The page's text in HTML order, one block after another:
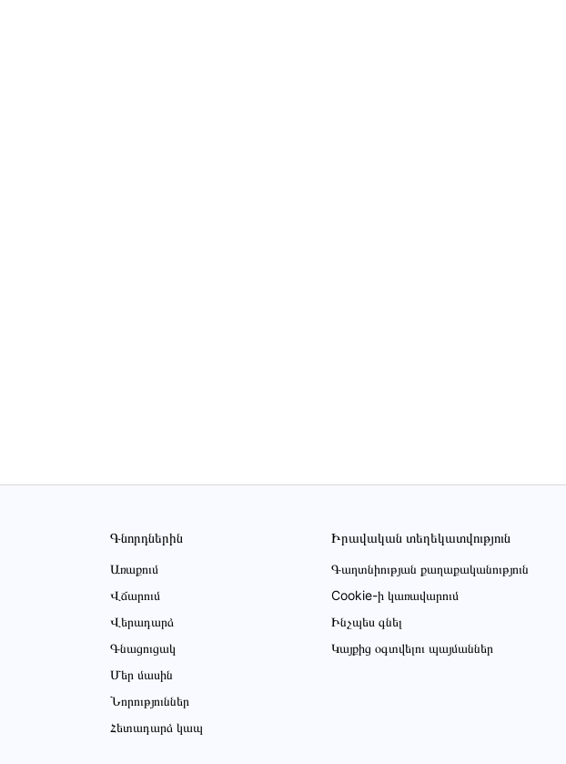
Գնորդներին
Առաքում
Վճարում
Վերադարձ
Գնացուցակ
Մեր մասին
Նորություններ
Հետադարձ կապ
Իրավական տեղեկատվություն
Գաղտնիության քաղաքականություն
Cookie-ի կառավարում
Ինչպես գնել
Կայքից օգտվելու պայմաններ